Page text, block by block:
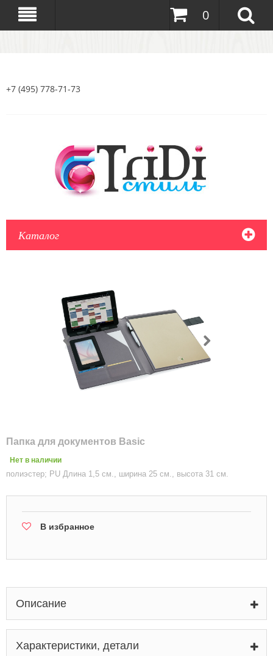
0
+7 (495) 778-71-73
Каталог
Папка для документов Basic
Нет в наличии
полиэстер; PU Длина 1,5 см., ширина 25 см., высота 31 см.
В избранное
Описание
Характеристики, детали